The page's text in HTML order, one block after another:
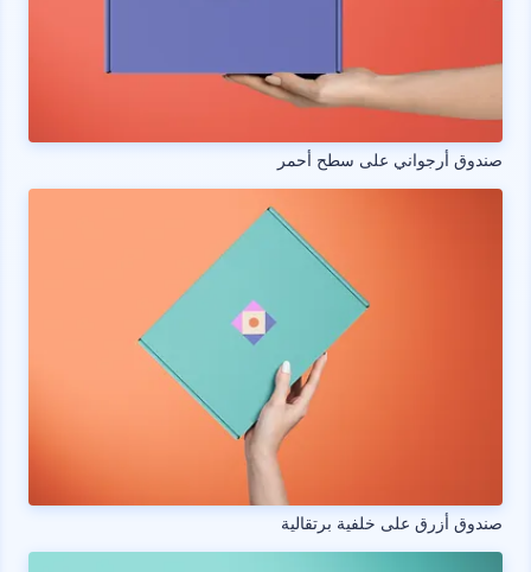
صندوق أرجواني على سطح أحمر
صندوق أزرق على خلفية برتقالية